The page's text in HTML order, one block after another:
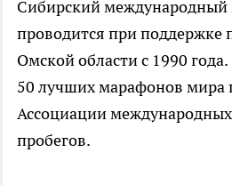
Сибирский
проводится при поддержке
Омской области с 1990
50 лучших марафонов мира
Ассоциации
пробегов.